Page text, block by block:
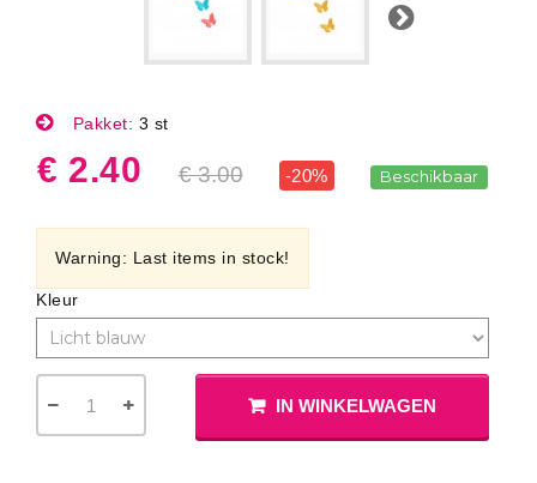
Volgende
Pakket: 3 st
€ 2.40 € 3.00 -20% Beschikbaar
Warning: Last items in stock!
Kleur
IN WINKELWAGEN